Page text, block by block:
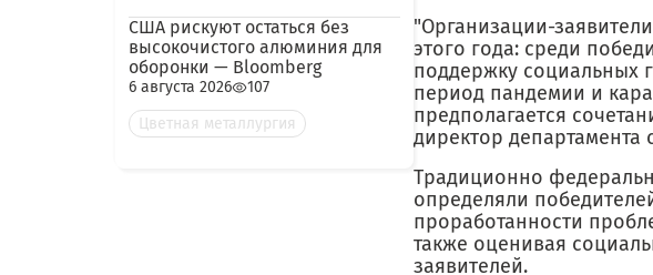
США рискуют остаться без
высокочистого алюминия для
оборонки — Bloomberg
6 августа 2026
107
Цветная металлургия
"Организации-
этого года: среди
поддержку социальных
период пандемии и
предполагается
директор
Традиционно
определяли
проработанности
также оценивая
заявителей.